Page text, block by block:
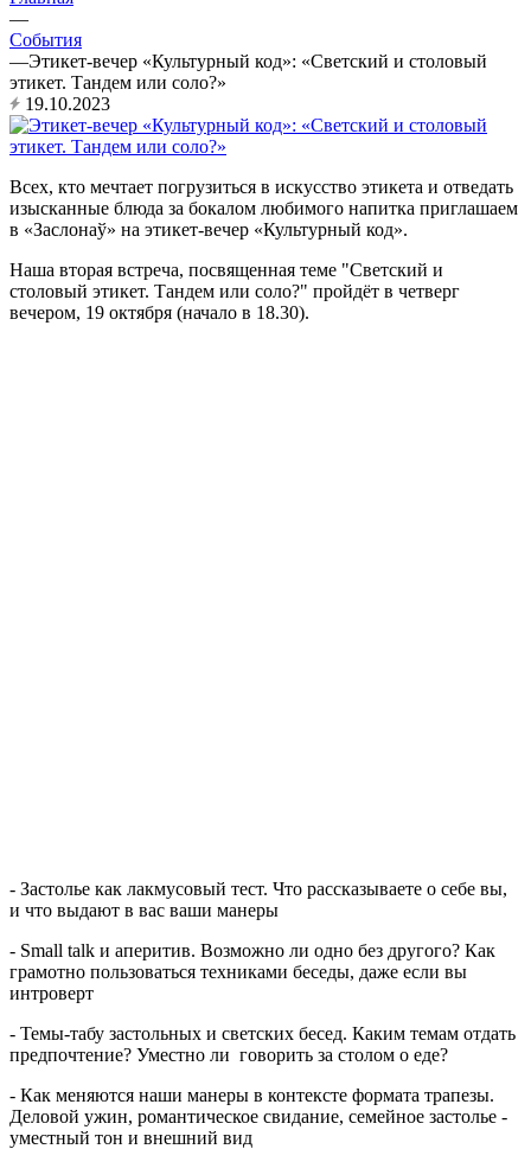
—
События
—Этикет-вечер «Культурный код»: «Светский и столовый
этикет. Тандем или соло?»
19.10.2023
Всех, кто мечтает погрузиться в искусство этикета и отведать
изысканные блюда за бокалом любимого напитка приглашаем
в «Заслонаў» на этикет-вечер «Культурный код».
Наша вторая встреча, посвященная теме "Светский и
столовый этикет. Тандем или соло?" пройдёт в четверг
вечером, 19 октября (начало в 18.30).
- Застолье как лакмусовый тест. Что рассказываете о себе вы,
и что выдают в вас ваши манеры
- Small talk и аперитив. Возможно ли одно без другого? Как
грамотно пользоваться техниками беседы, даже если вы
интроверт
- Темы-табу застольных и светских бесед. Каким темам отдать
предпочтение? Уместно ли говорить за столом о еде?
- Как меняются наши манеры в контексте формата трапезы.
Деловой ужин, романтическое свидание, семейное застолье -
уместный тон и внешний вид